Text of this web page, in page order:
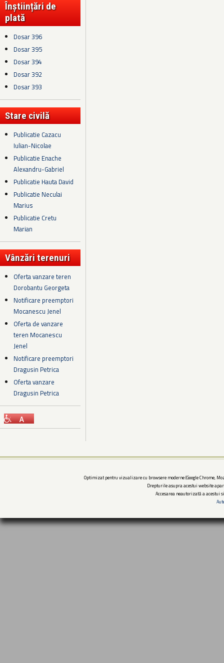
Înștiințări de
plată
Dosar 396
Dosar 395
Dosar 394
Dosar 392
Dosar 393
Stare civilă
Publicatie Cazacu
Iulian-Nicolae
Publicatie Enache
Alexandru-Gabriel
Publicatie Hauta David
Publicatie Neculai
Marius
Publicatie Cretu
Marian
Vânzări terenuri
Oferta vanzare teren
Dorobantu Georgeta
Notificare preemptori
Mocanescu Jenel
Oferta de vanzare
teren Mocanescu
Jenel
Notificare preemptori
Dragusin Petrica
Oferta vanzare
Dragusin Petrica
Optimizat pentru vizualizare cu browsere moderne (Google Chrome,
Drepturile asupra acestui website
Accesarea neautorizată a acestui